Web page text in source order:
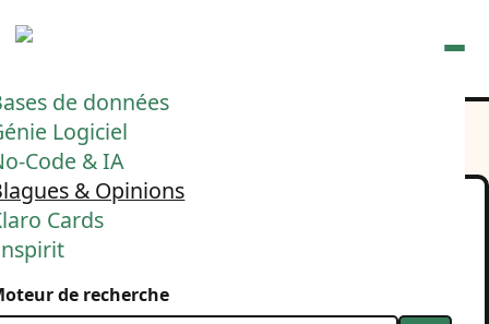
Ouvrir
de données
Logiciel
Code & IA
& Opinions
Cards
de recherche
Tu vas aux Francopholies
avec un gueulophone
14 décembre 2024 Linkedin